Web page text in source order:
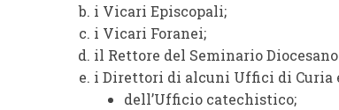
i Vicari Episcopali;
i Vicari Foranei;
il Rettore del Seminario Diocesano
i Direttori di alcuni Uffici di Curia
dell’Ufficio catechistico;